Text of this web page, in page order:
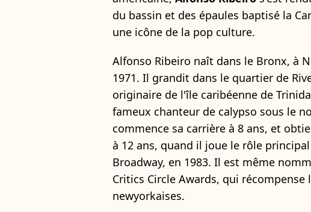
du bassin et des épaules baptisé la
une icône de la pop culture.
Alfonso Ribeiro naît dans le Bronx, à
1971. Il grandit dans le quartier de
originaire de l'île caribéenne de
fameux chanteur de calypso sous le
commence sa carrière à 8 ans, et
à 12 ans, quand il joue le rôle
Broadway, en 1983. Il est même
Critics Circle Awards, qui
newyorkaises.